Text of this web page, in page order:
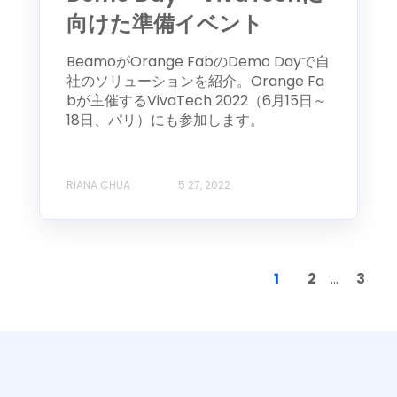
向けた準備イベント
BeamoがOrange FabのDemo Dayで自
社のソリューションを紹介。Orange Fa
bが主催するVivaTech 2022（6月15日～
18日、パリ）にも参加します。
RIANA CHUA 5 27, 2022
1 2 ... 3